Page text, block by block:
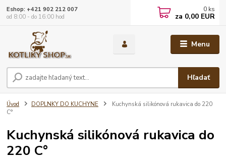
Menu
Hľadať
Eshop: +421 902 212 007
od 8:00 - do 16:00 hod
0 ks
za 0,00 EUR
Úvod DOPLNKY DO KUCHYNE
Kuchynská silikónová rukavica do 220
C°
Kuchynská silikónová rukavica do
220 C°